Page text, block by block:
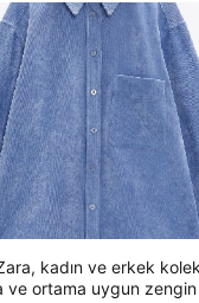
kadın ve erkek
ve ortama uygun